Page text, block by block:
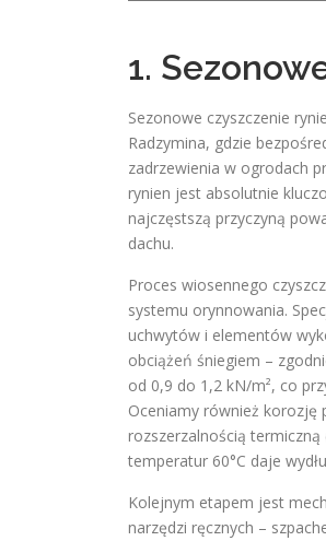
1.
Sezonowe czyszczenie
Radzymina, gdzie
zadrzewienia w ogrodach
rynien jest absolutnie
najczęstszą przyczyną
dachu.
Proces wiosennego
systemu orynnowania.
uchwytów i elementów
obciążeń śniegiem –
od 0,9 do 1,2 kN/m², co
Oceniamy również korozję
rozszerzalnością termiczną
temperatur 60°C daje
Kolejnym etapem jest
narzędzi ręcznych –